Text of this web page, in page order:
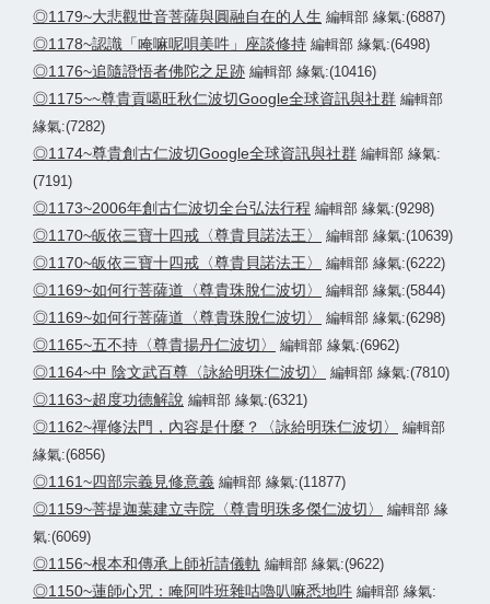
◎1179~大悲觀世音菩薩與圓融自在的人生 編輯部 緣氣:(6887)
◎1178~認識「唵嘛呢唄美吽」座談修持 編輯部 緣氣:(6498)
◎1176~追隨證悟者佛陀之足跡 編輯部 緣氣:(10416)
◎1175~~尊貴貢噶旺秋仁波切Google全球資訊與社群 編輯部
緣氣:(7282)
◎1174~尊貴創古仁波切Google全球資訊與社群 編輯部 緣氣:
(7191)
◎1173~2006年創古仁波切全台弘法行程 編輯部 緣氣:(9298)
◎1170~皈依三寶十四戒〈尊貴貝諾法王〉 編輯部 緣氣:(10639)
◎1170~皈依三寶十四戒〈尊貴貝諾法王〉 編輯部 緣氣:(6222)
◎1169~如何行菩薩道〈尊貴珠脫仁波切〉 編輯部 緣氣:(5844)
◎1169~如何行菩薩道〈尊貴珠脫仁波切〉 編輯部 緣氣:(6298)
◎1165~五不持〈尊貴揚丹仁波切〉 編輯部 緣氣:(6962)
◎1164~中 陰文武百尊〈詠給明珠仁波切〉 編輯部 緣氣:(7810)
◎1163~超度功德解說 編輯部 緣氣:(6321)
◎1162~禪修法門，內容是什麼？〈詠給明珠仁波切〉
編輯部
緣氣:(6856)
◎1161~四部宗義見修意義 編輯部 緣氣:(11877)
◎1159~菩提迦葉建立寺院〈尊貴明珠多傑仁波切〉
編輯部 緣
氣:(6069)
◎1156~根本和傳承上師祈請儀軌 編輯部 緣氣:(9622)
◎1150~蓮師心咒：唵阿吽班雜咕嚕叭嘛悉地吽 編輯部 緣氣: